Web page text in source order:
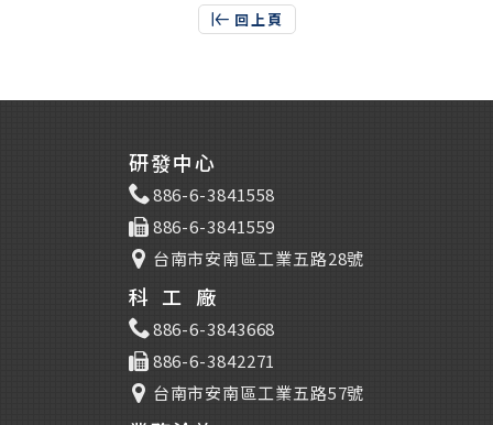
回上頁
研發中心
886-6-3841558
886-6-3841559
台南市安南區工業五路28號
科工廠
886-6-3843668
886-6-3842271
台南市安南區工業五路57號